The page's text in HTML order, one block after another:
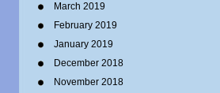
March 2019
February 2019
January 2019
December 2018
November 2018